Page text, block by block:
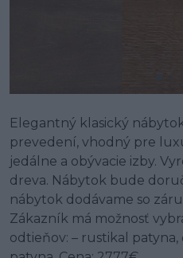
Elegantný klasický
prevedení, vhodný pre
jedálne a obývacie izby.
dreva. Nábytok bude
nábytok dodávame so
Zákazník má možnosť
odtieňov: – rustikal patyna,